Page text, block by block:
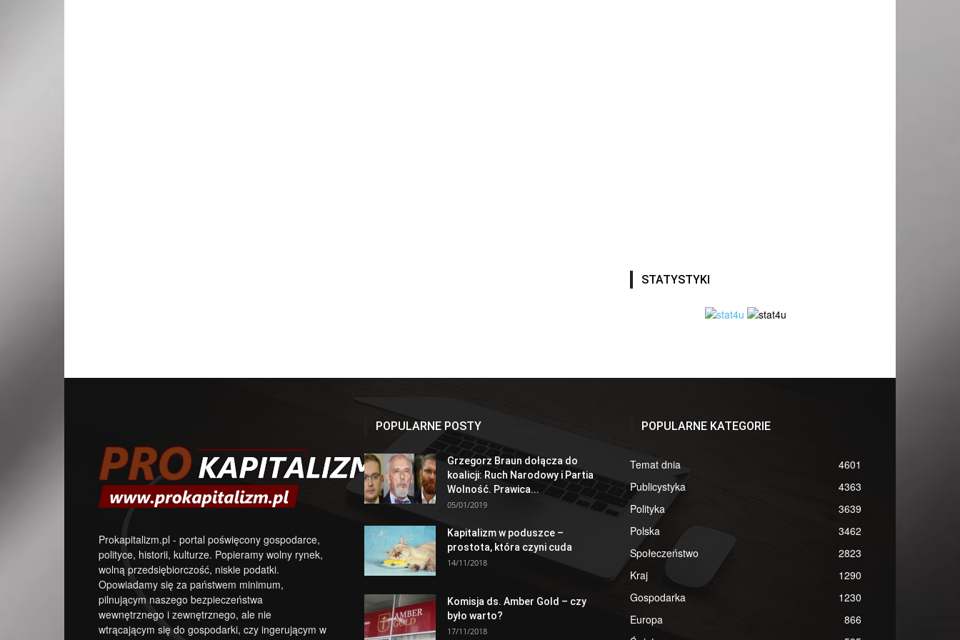
STATYSTYKI
Prokapitalizm.pl - portal poświęcony gospodarce,
polityce, historii, kulturze. Popieramy wolny rynek,
wolną przedsiębiorczość, niskie podatki.
Opowiadamy się za państwem minimum,
pilnującym naszego bezpieczeństwa
wewnętrznego i zewnętrznego, ale nie
wtrącającym się do gospodarki, czy ingerującym w
POPULARNE POSTY
Grzegorz Braun dołącza do
koalicji: Ruch Narodowy i Partia
Wolność. Prawica...
05/01/2019
Kapitalizm w poduszce –
prostota, która czyni cuda
14/11/2018
Komisja ds. Amber Gold – czy
było warto?
17/11/2018
POPULARNE KATEGORIE
Temat dnia
4601
Publicystyka
4363
Polityka
3639
Polska
3462
Społeczeństwo
2823
Kraj
1290
Gospodarka
1230
Europa
866